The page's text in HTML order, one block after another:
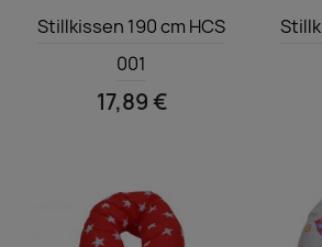
 Vorschau
Stillkissen 190 cm HCS
001
17,89 €